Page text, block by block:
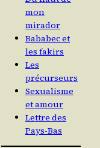
mon
mirador
Bababec et
les fakirs
Les
précurseurs
Sexualisme
et amour
Lettre des
Pays-Bas